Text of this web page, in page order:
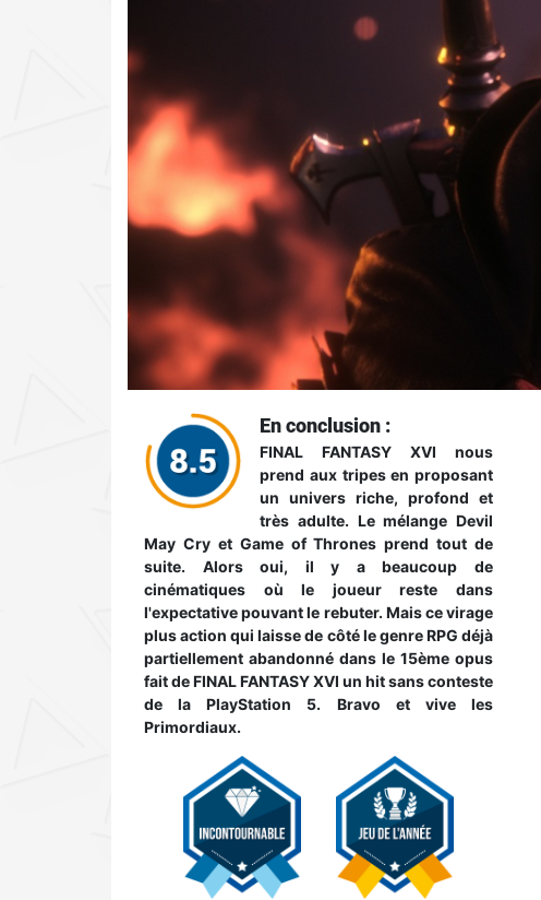
En conclusion :
FINAL FANTASY XVI nous
prend aux tripes en proposant
un univers riche, profond et
très adulte. Le mélange Devil
May Cry et Game of Thrones prend tout de
suite. Alors oui, il y a beaucoup de
cinématiques où le joueur reste dans
l'expectative pouvant le rebuter. Mais ce virage
plus action qui laisse de côté le genre RPG déjà
partiellement abandonné dans le 15ème opus
fait de FINAL FANTASY XVI un hit sans conteste
de la PlayStation 5. Bravo et vive les
Primordiaux.